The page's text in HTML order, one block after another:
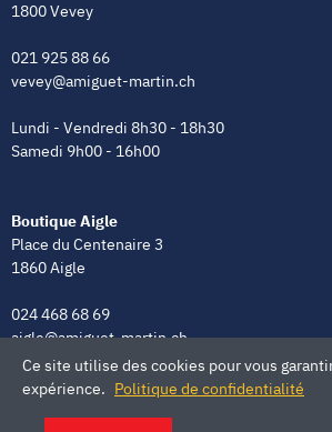
1800 Vevey
021 925 88 66
vevey@amiguet-martin.ch
Lundi - Vendredi 8h30 - 18h30
Samedi 9h00 - 16h00
Boutique Aigle
Place du Centenaire 3
1860 Aigle
024 468 68 69
aigle@amiguet-martin.ch
Lundi - Vendredi 8h00 - 12h00 | 13h30 - 18h30
Ce site utilise des cookies pour vous
expérience. Politique de confidentialité